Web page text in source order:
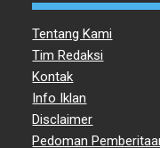
Tentang Kami
Tim Redaksi
Kontak
Info Iklan
Disclaimer
Pedoman